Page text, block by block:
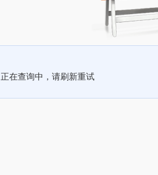
正在查询中，请刷新重试